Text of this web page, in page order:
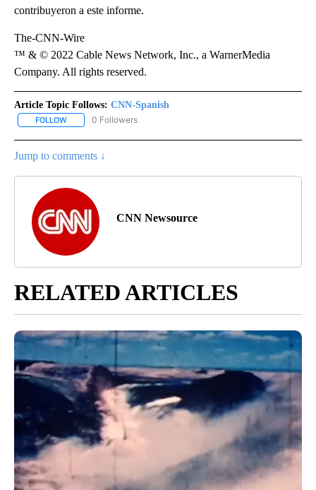
contribuyeron a este informe.
The-CNN-Wire
™ & © 2022 Cable News Network, Inc., a WarnerMedia
Company. All rights reserved.
Article Topic Follows: CNN-Spanish
FOLLOW FOLLOW "CNN-SPANISH" TO RECEIVE NOTIFICATIONS ABOUT
0 Followers
Jump to comments ↓
CNN Newsource
RELATED ARTICLES